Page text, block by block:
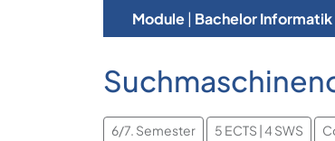
Module| Bachelor Informatik
6/7. Semester 5 ECTS | 4 SWS